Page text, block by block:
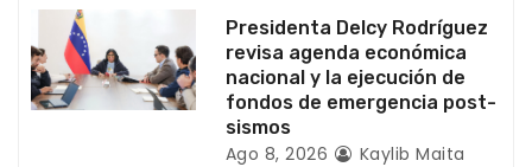
n
t
Presidenta Delcy Rodríguez
revisa agenda económica
nacional y la ejecución de
fondos de emergencia post-
sismos
Ago 8, 2026 Kaylib Maita